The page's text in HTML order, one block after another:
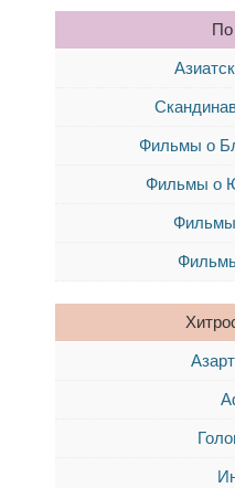
По
Фильмы о
Фильмы о